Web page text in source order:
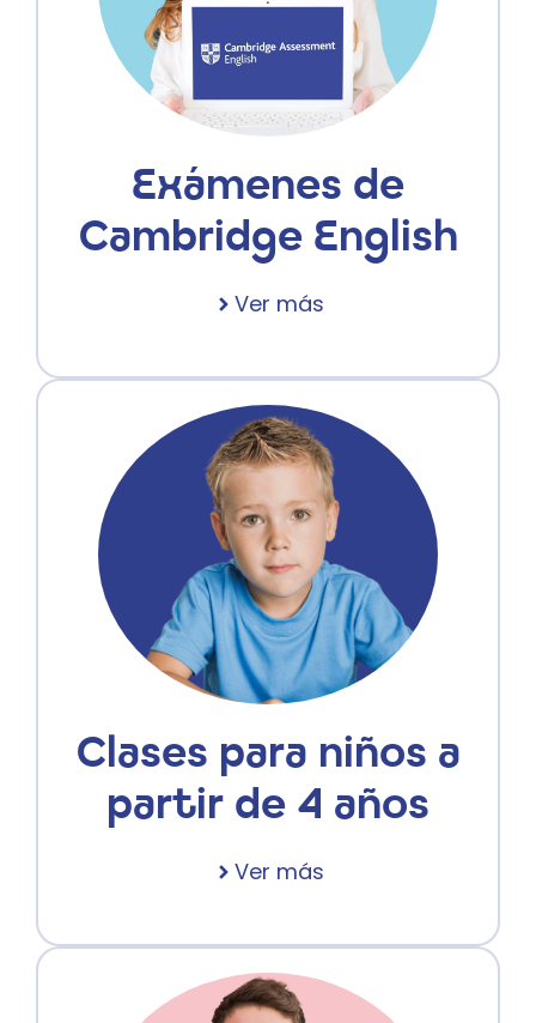
Exámenes de
Cambridge English
Ver más
Clases para niños a
partir de 4 años
Ver más